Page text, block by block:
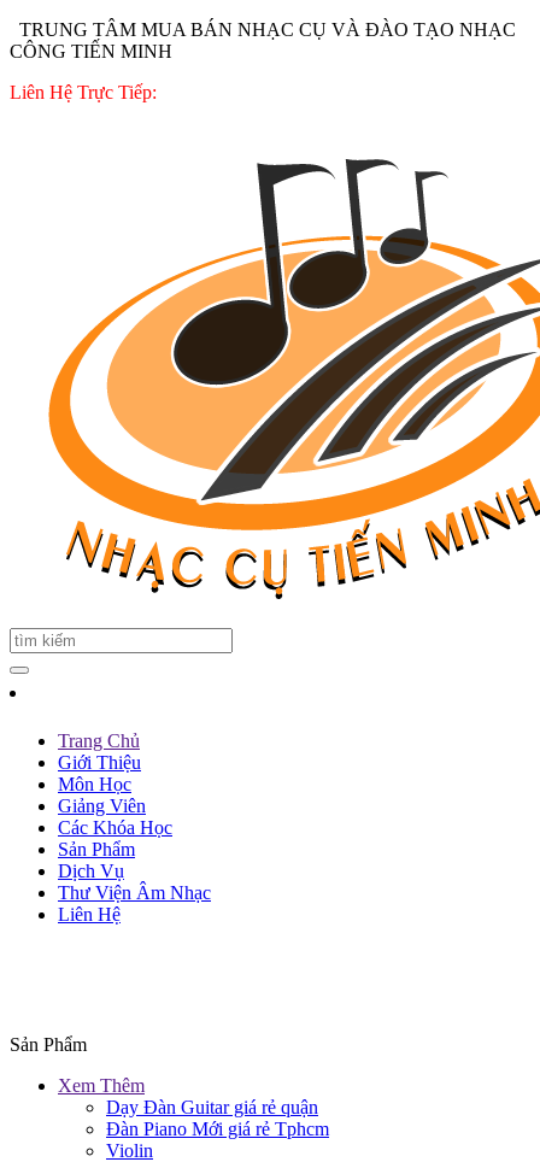
TRUNG TÂM MUA BÁN NHẠC CỤ VÀ ĐÀO TẠO NHẠC
CÔNG TIẾN MINH
Liên Hệ Trực Tiếp:
Trang Chủ
Giới Thiệu
Môn Học
Giảng Viên
Các Khóa Học
Sản Phẩm
Dịch Vụ
Thư Viện Âm Nhạc
Liên Hệ
Sản Phẩm
Xem Thêm
Dạy Đàn Guitar giá rẻ quận
Đàn Piano Mới giá rẻ Tphcm
Violin